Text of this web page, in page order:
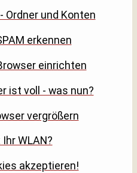
Ordner und Konten
erkennen
einrichten
ist voll - was nun?
vergrößern
WLAN?
akzeptieren!